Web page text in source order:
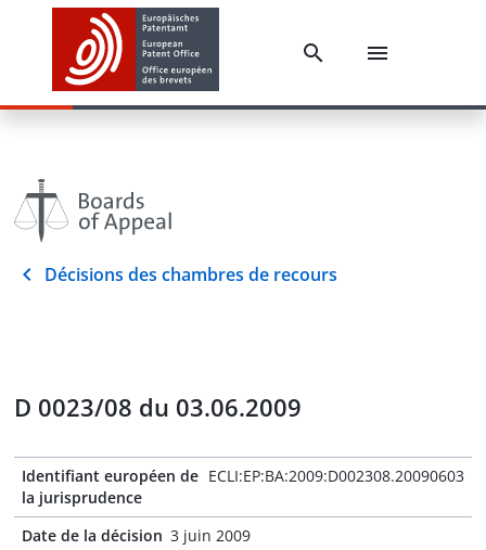
Décisions des chambres de recours
D 0023/08 du 03.06.2009
Identifiant européen de
la jurisprudence
ECLI:EP:BA:2009:D002308.20090603
Date de la décision 3 juin 2009